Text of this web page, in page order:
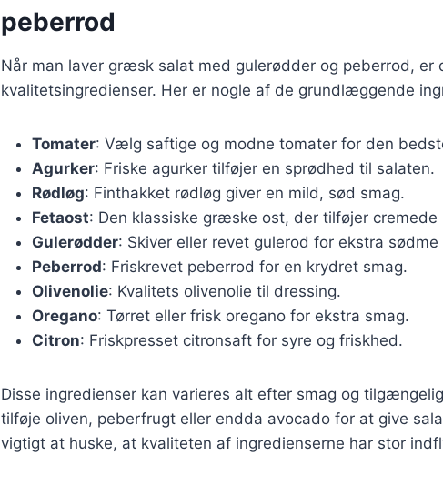
peberrod
Når man laver græsk salat med gulerødder og peberrod,
kvalitetsingredienser. Her er nogle af de grundlæggende
Tomater: Vælg saftige og modne tomater for den
Agurker: Friske agurker tilføjer en sprødhed til salaten.
Rødløg: Finthakket rødløg giver en mild, sød smag.
Fetaost: Den klassiske græske ost, der tilføjer cremede
Gulerødder: Skiver eller revet gulerod for ekstra sødme
Peberrod: Friskrevet peberrod for en krydret smag.
Olivenolie: Kvalitets olivenolie til dressing.
Oregano: Tørret eller frisk oregano for ekstra smag.
Citron: Friskpresset citronsaft for syre og friskhed.
Disse ingredienser kan varieres alt efter smag og
tilføje oliven, peberfrugt eller endda avocado for at give
vigtigt at huske, at kvaliteten af ingredienserne har stor